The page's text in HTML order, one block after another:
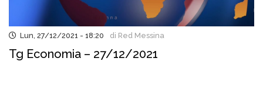
Lun, 27/12/2021 - 18:20 di Red Messina
Tg Economia – 27/12/2021